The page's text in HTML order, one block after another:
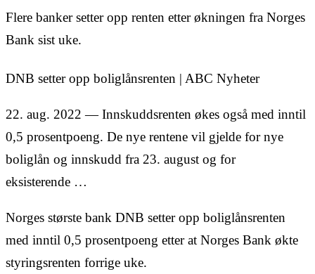
Flere banker setter opp renten etter økningen fra Norges
Bank sist uke.
DNB setter opp boliglånsrenten | ABC Nyheter
22. aug. 2022 — Innskuddsrenten økes også med inntil
0,5 prosentpoeng. De nye rentene vil gjelde for nye
boliglån og innskudd fra 23. august og for
eksisterende …
Norges største bank DNB setter opp boliglånsrenten
med inntil 0,5 prosentpoeng etter at Norges Bank økte
styringsrenten forrige uke.